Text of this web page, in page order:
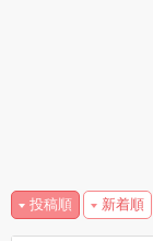
投稿順 新着順